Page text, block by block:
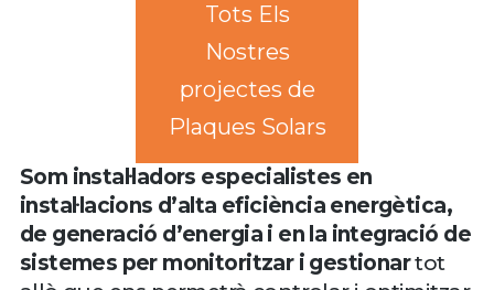
Tots Els
Nostres
projectes de
Plaques Solars
Som instal·ladors especialistes en
instal·lacions d’alta eficiència energètica,
de generació d’energia i en la integració de
sistemes per monitoritzar i gestionartot